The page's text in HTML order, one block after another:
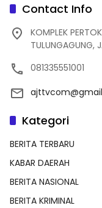
Contact Info
KOMPLEK
TULUNGAGUNG,
081335551001
Kategori
BERITA TERBARU
KABAR DAERAH
BERITA NASIONAL
BERITA KRIMINAL